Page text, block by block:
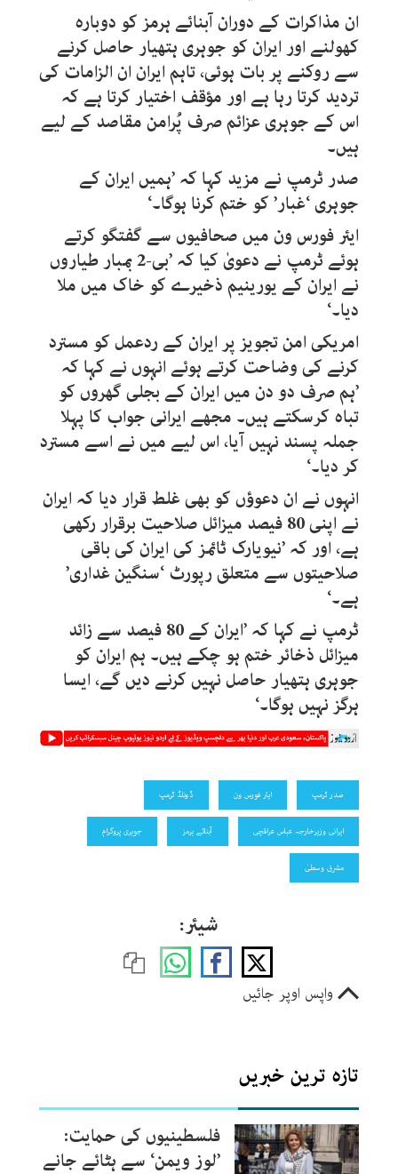
ان مذاکرات کے دوران آبنائے ہرمز کو دوبارہ
کھولنے اور ایران کو جوہری ہتھیار حاصل کرنے
سے روکنے پر بات ہوئی، تاہم ایران ان الزامات کی
تردید کرتا رہا ہے اور مؤقف اختیار کرتا ہے کہ
اس کے جوہری عزائم صرف پُرامن مقاصد کے لیے
ہیں۔
صدر ٹرمپ نے مزید کہا کہ ’ہمیں ایران کے
جوہری ‘غبار’ کو ختم کرنا ہوگا۔‘
ایئر فورس ون میں صحافیوں سے گفتگو کرتے
ہوئے ٹرمپ نے دعویٰ کیا کہ ’بی-2 بمبار طیاروں
نے ایران کے یورینیم ذخیرے کو خاک میں ملا
دیا۔‘
امریکی امن تجویز پر ایران کے ردعمل کو مسترد
کرنے کی وضاحت کرتے ہوئے انہوں نے کہا کہ
’ہم صرف دو دن میں ایران کے بجلی گھروں کو
تباہ کرسکتے ہیں۔ مجھے ایرانی جواب کا پہلا
جملہ پسند نہیں آیا، اس لیے میں نے اسے مسترد
کر دیا۔‘
انہوں نے ان دعوؤں کو بھی غلط قرار دیا کہ ایران
نے اپنی 80 فیصد میزائل صلاحیت برقرار رکھی
ہے، اور کہ ’نیویارک ٹائمز کی ایران کی باقی
صلاحیتوں سے متعلق رپورٹ ‘سنگین غداری’
ہے۔‘
ٹرمپ نے کہا کہ ’ایران کے 80 فیصد سے زائد
میزائل ذخائر ختم ہو چکے ہیں۔ ہم ایران کو
جوہری ہتھیار حاصل نہیں کرنے دیں گے، ایسا
ہرگز نہیں ہوگا۔‘
صدر ٹرمپ ایئر فورس ون ڈونلڈ ٹرمپ
ایرانی وزیرخارجہ عباس عراقچی آبنائے ہرمز جوہری پروگرام
مشرق وسطیٰ
شیئر:
واپس اوپر جائیں
تازہ ترین خبریں
فلسطینیوں کی حمایت:
’لوز ویمن‘ سے ہٹائے جانے